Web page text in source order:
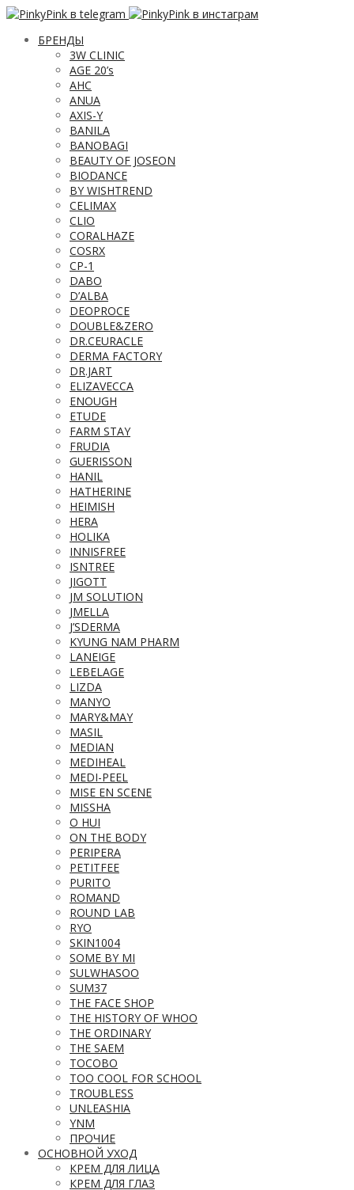
БРЕНДЫ
3W CLINIC
AGE 20’s
AHC
ANUA
AXIS-Y
BANILA
BANOBAGI
BEAUTY OF JOSEON
BIODANCE
BY WISHTREND
CELIMAX
CLIO
CORALHAZE
COSRX
CP-1
DABO
D’ALBA
DEOPROCE
DOUBLE&ZERO
DR.CEURACLE
DERMA FACTORY
DR.JART
ELIZAVECCA
ENOUGH
ETUDE
FARM STAY
FRUDIA
GUERISSON
HANIL
HATHERINE
HEIMISH
HERA
HOLIKA
INNISFREE
ISNTREE
JIGOTT
JM SOLUTION
JMELLA
J’SDERMA
KYUNG NAM PHARM
LANEIGE
LEBELAGE
LIZDA
MANYO
MARY&MAY
MASIL
MEDIAN
MEDIHEAL
MEDI-PEEL
MISE EN SCENE
MISSHA
O HUI
ON THE BODY
PERIPERA
PETITFEE
PURITO
ROMAND
ROUND LAB
RYO
SKIN1004
SOME BY MI
SULWHASOO
SUM37
THE FACE SHOP
THE HISTORY OF WHOO
THE ORDINARY
THE SAEM
TOCOBO
TOO COOL FOR SCHOOL
TROUBLESS
UNLEASHIA
YNM
ПРОЧИЕ
ОСНОВНОЙ УХОД
КРЕМ ДЛЯ ЛИЦА
КРЕМ ДЛЯ ГЛАЗ